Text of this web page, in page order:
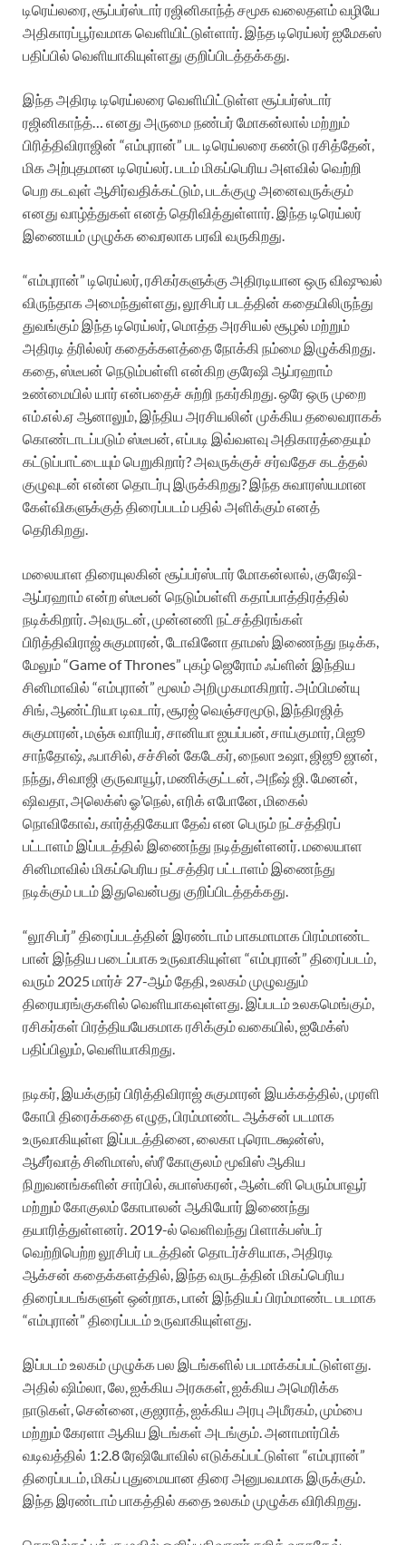
டிரெய்லரை, சூப்பர்ஸ்டார் ரஜினிகாந்த் சமூக வலைதளம் வழியே
அதிகாரப்பூர்வமாக வெளியிட்டுள்ளார். இந்த டிரெய்லர் ஐமேகஸ்
பதிப்பில் வெளியாகியுள்ளது குறிப்பிடத்தக்கது.
இந்த அதிரடி டிரெய்லரை வெளியிட்டுள்ள சூப்பர்ஸ்டார்
ரஜினிகாந்த்… எனது அருமை நண்பர் மோகன்லால் மற்றும்
பிரித்திவிராஜின் “எம்புரான்” பட டிரெய்லரை கண்டு ரசித்தேன்,
மிக அற்புதமான டிரெய்லர். படம் மிகப்பெரிய அளவில் வெற்றி
பெற கடவுள் ஆசிர்வதிக்கட்டும், படக்குழு அனைவருக்கும்
எனது வாழ்த்துகள் எனத் தெரிவித்துள்ளார். இந்த டிரெய்லர்
இணையம் முழுக்க வைரலாக பரவி வருகிறது.
“எம்புரான்” டிரெய்லர், ரசிகர்களுக்கு அதிரடியான ஒரு விஷுவல்
விருந்தாக அமைந்துள்ளது, லூசிபர் படத்தின் கதையிலிருந்து
துவங்கும் இந்த டிரெய்லர், மொத்த அரசியல் சூழல் மற்றும்
அதிரடி த்ரில்லர் கதைக்களத்தை நோக்கி நம்மை இழுக்கிறது.
கதை, ஸ்டீபன் நெடும்பள்ளி என்கிற குரேஷி ஆப்ரஹாம்
உண்மையில் யார் என்பதைச் சுற்றி நகர்கிறது. ஒரே ஒரு முறை
எம்.எல்.ஏ ஆனாலும், இந்திய அரசியலின் முக்கிய தலைவராகக்
கொண்டாடப்படும் ஸ்டீபன், எப்படி இவ்வளவு அதிகாரத்தையும்
கட்டுப்பாட்டையும் பெறுகிறார்? அவருக்குச் சர்வதேச கடத்தல்
குழுவுடன் என்ன தொடர்பு இருக்கிறது? இந்த சுவாரஸ்யமான
கேள்விகளுக்குத் திரைப்படம் பதில் அளிக்கும் எனத்
தெரிகிறது.
மலையாள திரையுலகின் சூப்பர்ஸ்டார் மோகன்லால், குரேஷி-
ஆப்ரஹாம் என்ற ஸ்டீபன் நெடும்பள்ளி கதாப்பாத்திரத்தில்
நடிக்கிறார். அவருடன், முன்னணி நட்சத்திரங்கள்
பிரித்திவிராஜ் சுகுமாரன், டோவினோ தாமஸ் இணைந்து நடிக்க,
மேலும் “Game of Thrones” புகழ் ஜெரோம் ஃப்ளின் இந்திய
சினிமாவில் “எம்புரான்” மூலம் அறிமுகமாகிறார். அம்பிமன்யு
சிங், ஆண்ட்ரியா டிவடார், சூரஜ் வெஞ்சரமூடு, இந்திரஜித்
சுகுமாரன், மஞ்சு வாரியர், சானியா ஐயப்பன், சாய்குமார், பிஜூ
சாந்தோஷ், ஃபாசில், சச்சின் கேடேகர், நைலா உஷா, ஜிஜூ ஜான்,
நந்து, சிவாஜி குருவாயூர், மணிக்குட்டன், அநீஷ் ஜி. மேனன்,
ஷிவதா, அலெக்ஸ் ஓ’நெல், எரிக் எபோனே, மிகைல்
நொவிகோவ், கார்த்திகேயா தேவ் என பெரும் நட்சத்திரப்
பட்டாளம் இப்படத்தில் இணைந்து நடித்துள்ளனர். மலையாள
சினிமாவில் மிகப்பெரிய நட்சத்திர பட்டாளம் இணைந்து
நடிக்கும் படம் இதுவென்பது குறிப்பிடத்தக்கது.
“லூசிபர்” திரைப்படத்தின் இரண்டாம் பாகமாமாக பிரம்மாண்ட
பான் இந்திய படைப்பாக உருவாகியுள்ள “எம்புரான்” திரைப்படம்,
வரும் 2025 மார்ச் 27-ஆம் தேதி, உலகம் முழுவதும்
திரையரங்குகளில் வெளியாகவுள்ளது. இப்படம் உலகமெங்கும்,
ரசிகர்கள் பிரத்தியயேகமாக ரசிக்கும் வகையில், ஐமேக்ஸ்
பதிப்பிலும், வெளியாகிறது.
நடிகர், இயக்குநர் பிரித்திவிராஜ் சுகுமாரன் இயக்கத்தில், முரளி
கோபி திரைக்கதை எழுத, பிரம்மாண்ட ஆக்சன் படமாக
உருவாகியுள்ள இப்படத்தினை, லைகா புரொடக்ஷன்ஸ்,
ஆசீர்வாத் சினிமாஸ், ஸ்ரீ கோகுலம் மூவிஸ் ஆகிய
நிறுவனங்களின் சார்பில், சுபாஸ்கரன், ஆன்டனி பெரும்பாவூர்
மற்றும் கோகுலம் கோபாலன் ஆகியோர் இணைந்து
தயாரித்துள்ளனர். 2019-ல் வெளிவந்து பிளாக்பஸ்டர்
வெற்றிபெற்ற லூசிபர் படத்தின் தொடர்ச்சியாக, அதிரடி
ஆக்சன் கதைக்களத்தில், இந்த வருடத்தின் மிகப்பெரிய
திரைப்படங்களுள் ஒன்றாக, பான் இந்தியப் பிரம்மாண்ட படமாக
“எம்புரான்” திரைப்படம் உருவாகியுள்ளது.
இப்படம் உலகம் முழுக்க பல இடங்களில் படமாக்கப்பட்டுள்ளது.
அதில் ஷிம்லா, லே, ஐக்கிய அரசுகள், ஐக்கிய அமெரிக்க
நாடுகள், சென்னை, குஜராத், ஐக்கிய அரபு அமீரகம், மும்பை
மற்றும் கேரளா ஆகிய இடங்கள் அடங்கும். அனாமார்பிக்
வடிவத்தில் 1:2.8 ரேஷியோவில் எடுக்கப்பட்டுள்ள “எம்புரான்”
திரைப்படம், மிகப் புதுமையான திரை அனுபவமாக இருக்கும்.
இந்த இரண்டாம் பாகத்தில் கதை உலகம் முழுக்க விரிகிறது.